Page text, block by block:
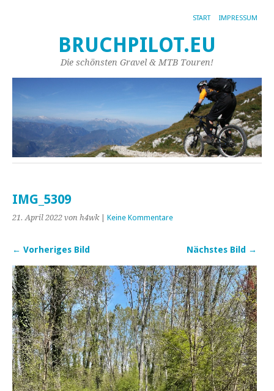
START IMPRESSUM
BRUCHPILOT.EU
Die schönsten Gravel & MTB Touren!
IMG_5309
21. April 2022 von h4wk| Keine Kommentare
← Vorheriges Bild Nächstes Bild →